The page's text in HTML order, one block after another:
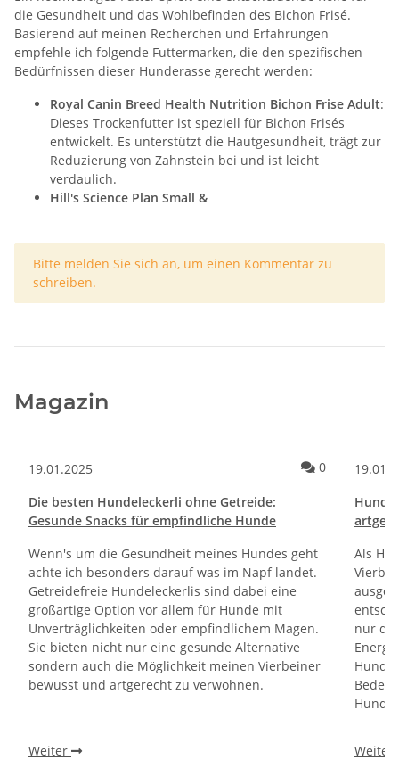
die Gesundheit und das Wohlbefinden des Bichon Frisé.
Basierend auf meinen Recherchen und Erfahrungen
empfehle ich folgende Futtermarken, die den spezifischen
Bedürfnissen dieser Hunderasse gerecht werden:
Royal Canin Breed Health Nutrition Bichon Frise Adult:
Dieses Trockenfutter ist speziell für Bichon Frisés
entwickelt. Es unterstützt die Hautgesundheit, trägt zur
Reduzierung von Zahnstein bei und ist leicht
verdaulich.
Hill's Science Plan Small &
x
Bitte melden Sie sich an, um einen Kommentar zu
schreiben.
Magazin
19.01.2025 Kommentare
0
Die besten Hundeleckerli ohne Getreide:
Gesunde Snacks für empfindliche Hunde
Wenn's um die Gesundheit meines Hundes geht
achte ich besonders darauf was im Napf landet.
Getreidefreie Hundeleckerlis sind dabei eine
großartige Option vor allem für Hunde mit
Unverträglichkeiten oder empfindlichem Magen.
Sie bieten nicht nur eine gesunde Alternative
sondern auch die Möglichkeit meinen Vierbeiner
bewusst und artgerecht zu verwöhnen.
Weiter
Als
nur
Weiter